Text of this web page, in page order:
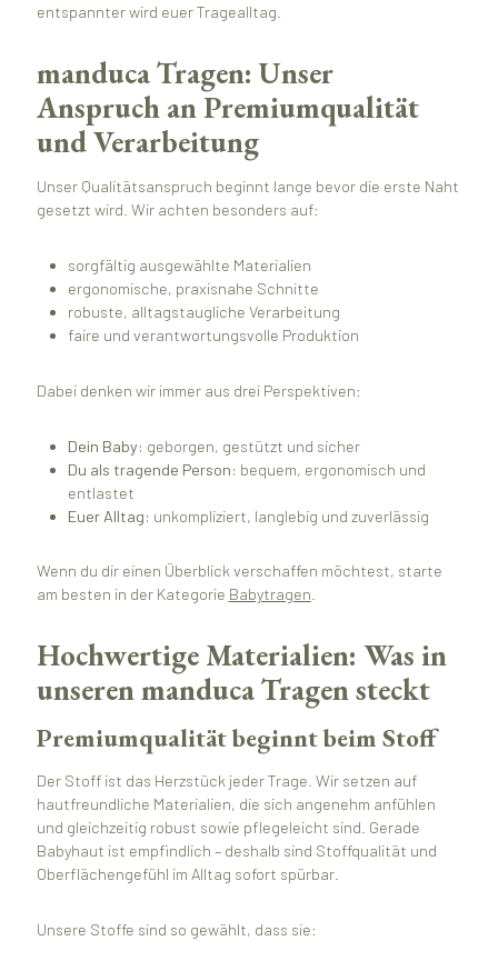
entspannter wird euer Tragealltag.
manduca Tragen: Unser
Anspruch an Premiumqualität
und Verarbeitung
Unser Qualitätsanspruch beginnt lange bevor die erste Naht
gesetzt wird. Wir achten besonders auf:
sorgfältig ausgewählte Materialien
ergonomische, praxisnahe Schnitte
robuste, alltagstaugliche Verarbeitung
faire und verantwortungsvolle Produktion
Dabei denken wir immer aus drei Perspektiven:
Dein Baby: geborgen, gestützt und sicher
Du als tragende Person: bequem, ergonomisch und
entlastet
Euer Alltag: unkompliziert, langlebig und zuverlässig
Wenn du dir einen Überblick verschaffen möchtest, starte
am besten in der Kategorie Babytragen.
Hochwertige Materialien: Was in
unseren manduca Tragen steckt
Premiumqualität beginnt beim Stoff
Der Stoff ist das Herzstück jeder Trage. Wir setzen auf
hautfreundliche Materialien, die sich angenehm anfühlen
und gleichzeitig robust sowie pflegeleicht sind. Gerade
Babyhaut ist empfindlich – deshalb sind Stoffqualität und
Oberflächengefühl im Alltag sofort spürbar.
Unsere Stoffe sind so gewählt, dass sie: